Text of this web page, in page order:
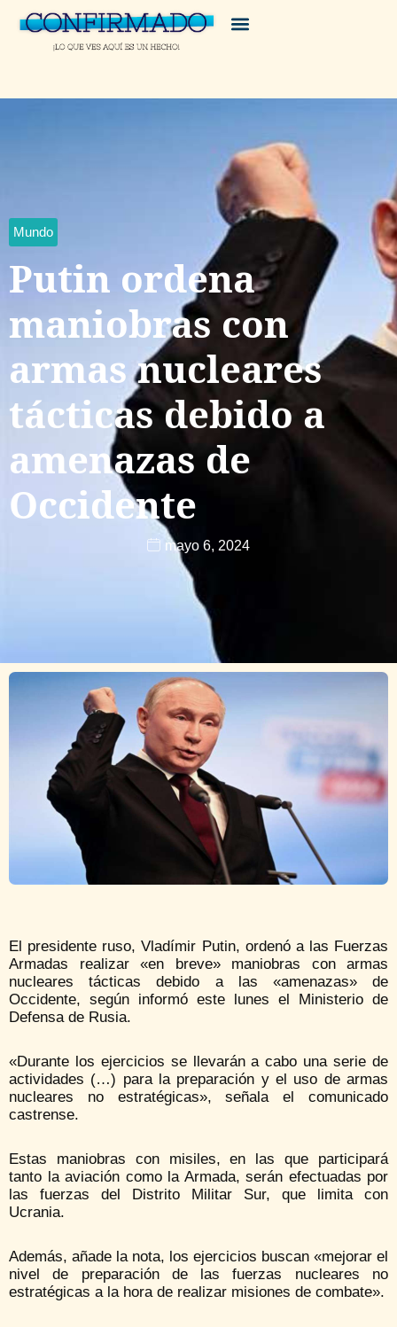
Mundo
Putin ordena
maniobras con
armas nucleares
tácticas debido a
amenazas de
Occidente
mayo 6, 2024
El presidente ruso, Vladímir Putin, ordenó a las Fuerzas
Armadas realizar «en breve» maniobras con armas
nucleares tácticas debido a las «amenazas» de
Occidente, según informó este lunes el Ministerio de
Defensa de Rusia.
«Durante los ejercicios se llevarán a cabo una serie de
actividades (…) para la preparación y el uso de armas
nucleares no estratégicas», señala el comunicado
castrense.
Estas maniobras con misiles, en las que participará
tanto la aviación como la Armada, serán efectuadas por
las fuerzas del Distrito Militar Sur, que limita con
Ucrania.
Además, añade la nota, los ejercicios buscan «mejorar el
nivel de preparación de las fuerzas nucleares no
estratégicas a la hora de realizar misiones de combate».